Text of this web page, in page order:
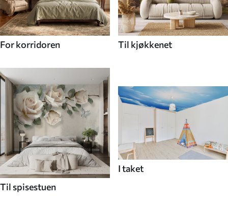
For korridoren Til kjøkkenet
Til spisestuen
I taket